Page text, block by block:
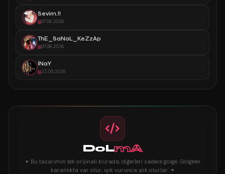
Sevim.!!
07.06.2026
ThE_SaNaL_KeZzAp
07.06.2026
İNaY
22.05.2026
DoLmA
✦ Bu tasarımın tek orijinali burada, diğerleri sadece gölge. Gölgeler
karanlıkta var olur, ışık vurunca yok olurlar. ✦